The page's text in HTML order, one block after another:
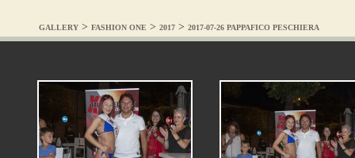
GALLERY > FASHION ONE > 2017 > 2017-07-26 PAPPAFICO PESCHIERA